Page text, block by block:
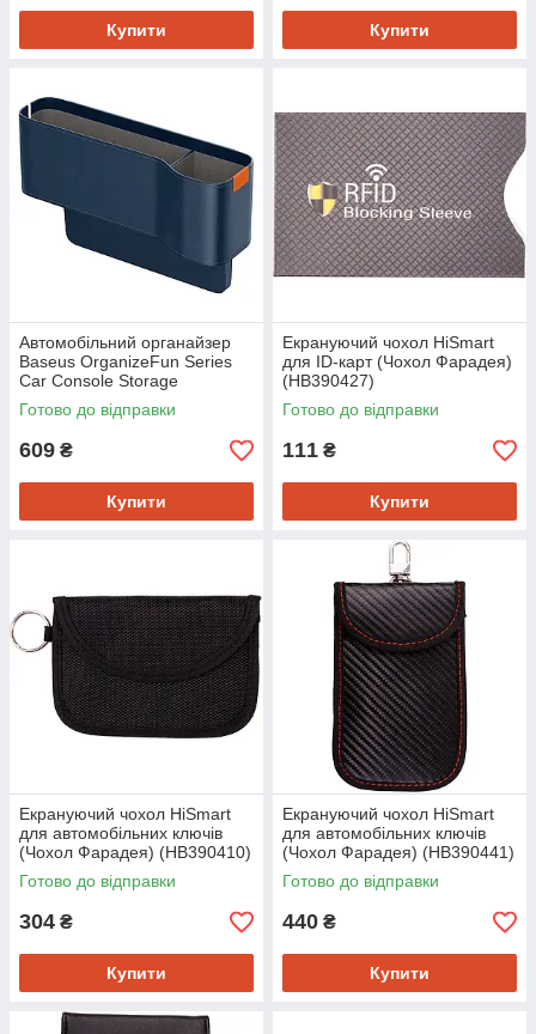
Купити Купити
Автомобільний органайзер
Baseus OrganizeFun Series
Car Console Storage
Organizer Galaxy Blue
(C20256502311-00)
Готово до відправки
609 ₴
Купити
Екрануючий чохол HiSmart
для ID-карт (Чохол Фарадея)
(HB390427)
Готово до відправки
111 ₴
Купити
Екрануючий чохол HiSmart
для автомобільних ключів
(Чохол Фарадея) (HB390410)
Готово до відправки
304 ₴
Купити
Екрануючий чохол HiSmart
для автомобільних ключів
(Чохол Фарадея) (HB390441)
Готово до відправки
440 ₴
Купити